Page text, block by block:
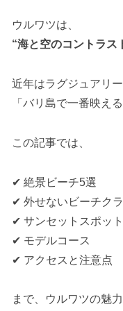
ウルワツは、
“海と空のコントラス
近年はラグジュアリ
「バリ島で一番映え
この記事では、
✔ 絶景ビーチ5選
✔ 外せないビーチク
✔ サンセットスポット
✔ モデルコース
✔ アクセスと注意点
まで、ウルワツの魅